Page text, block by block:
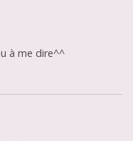
à me dire^^